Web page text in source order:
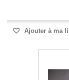
Ajouter à ma